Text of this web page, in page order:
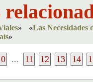
» «Las
»
... 11 12 13 14